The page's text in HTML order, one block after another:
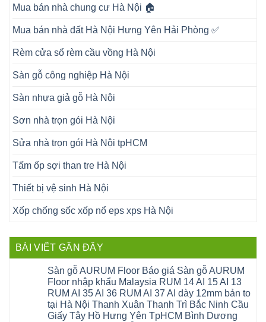
Mua bán nhà chung cư Hà Nội 🏠
Mua bán nhà đất Hà Nội Hưng Yên Hải Phòng ✅
Rèm cửa sổ rèm cầu vồng Hà Nội
Sàn gỗ công nghiệp Hà Nội
Sàn nhựa giả gỗ Hà Nội
Sơn nhà trọn gói Hà Nội
Sửa nhà trọn gói Hà Nội tpHCM
Tấm ốp sợi than tre Hà Nội
Thiết bị vệ sinh Hà Nội
Xốp chống sốc xốp nổ eps xps Hà Nội
BÀI VIẾT GẦN ĐÂY
Sàn gỗ AURUM Floor Báo giá Sàn gỗ AURUM
Floor nhập khẩu Malaysia RUM 14 AI 15 AI 13
RUM AI 35 AI 36 RUM AI 37 AI dày 12mm bản to
tại Hà Nội Thanh Xuân Thanh Trì Bắc Ninh Cầu
Giấy Tây Hồ Hưng Yên TpHCM Bình Dương